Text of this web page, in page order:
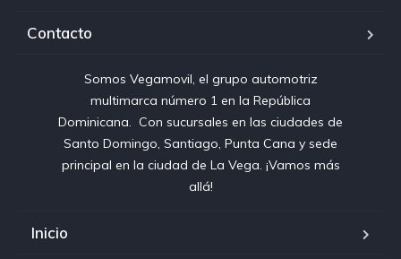
Contacto
Somos Vegamovil, el grupo automotriz
multimarca número 1 en la República
Dominicana⁣. ⁣ Con sucursales en las ciudades de
Santo Domingo, Santiago, Punta Cana y sede
principal en la ciudad de La Vega. ¡Vamos más
allá!
Inicio